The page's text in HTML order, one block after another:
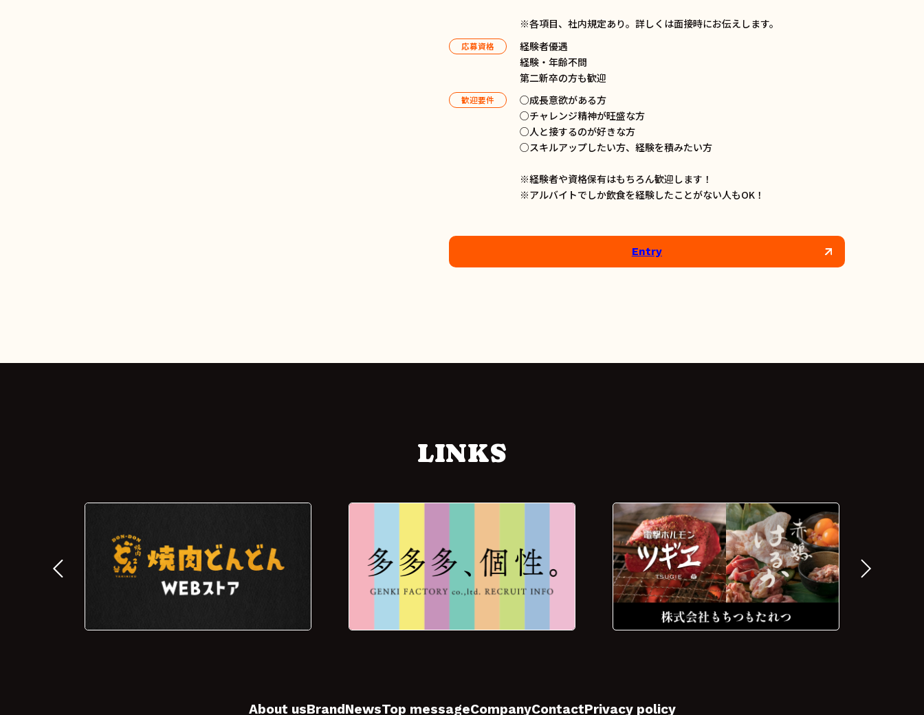
※各項目、社内規定あり。詳しくは面接時にお伝えします。
応募資格
経験者優遇
経験・年齢不問
第二新卒の方も歓迎
歓迎要件
○成長意欲がある方
○チャレンジ精神が旺盛な方
○人と接するのが好きな方
○スキルアップしたい方、経験を積みたい方
※経験者や資格保有はもちろん歓迎します！
※アルバイトでしか飲食を経験したことがない人もOK！
Entry
LINKS
About usBrandNewsTop messageCompanyContactPrivacy policy